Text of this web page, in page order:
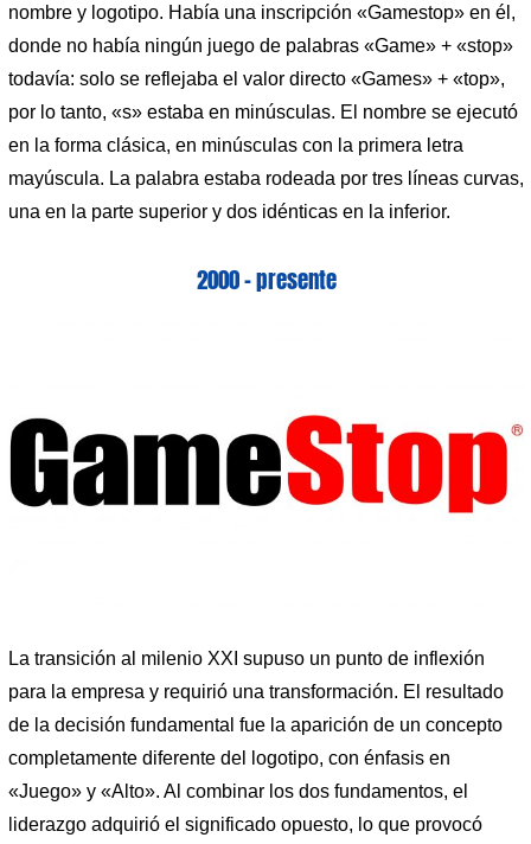
nombre y logotipo. Había una inscripción «Gamestop» en él,
donde no había ningún juego de palabras «Game» + «stop»
todavía: solo se reflejaba el valor directo «Games» + «top»,
por lo tanto, «s» estaba en minúsculas. El nombre se ejecutó
en la forma clásica, en minúsculas con la primera letra
mayúscula. La palabra estaba rodeada por tres líneas curvas,
una en la parte superior y dos idénticas en la inferior.
2000 – presente
La transición al milenio XXI supuso un punto de inflexión
para la empresa y requirió una transformación. El resultado
de la decisión fundamental fue la aparición de un concepto
completamente diferente del logotipo, con énfasis en
«Juego» y «Alto». Al combinar los dos fundamentos, el
liderazgo adquirió el significado opuesto, lo que provocó